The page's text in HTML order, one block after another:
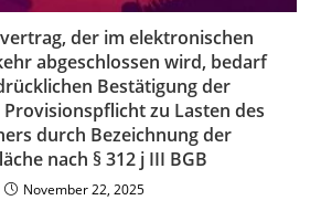
der im elektronischen
abgeschlossen wird, bedarf
Bestätigung der
zu Lasten des
durch Bezeichnung der
nach § 312 j III BGB
November 22, 2025